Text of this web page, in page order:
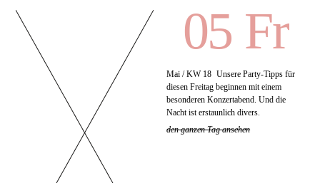
05 Fr
Mai / KW 18 Unsere Party-Tipps für
diesen Freitag beginnen mit einem
besonderen Konzertabend. Und die
Nacht ist erstaunlich divers.
den ganzen Tag ansehen